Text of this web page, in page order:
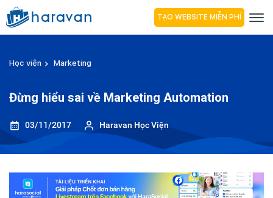
TẠO WEBSITE MIỄN PHÍ
Học viện Marketing
Đừng hiểu sai về Marketing Automation
03/11/2017 Haravan Học Viện